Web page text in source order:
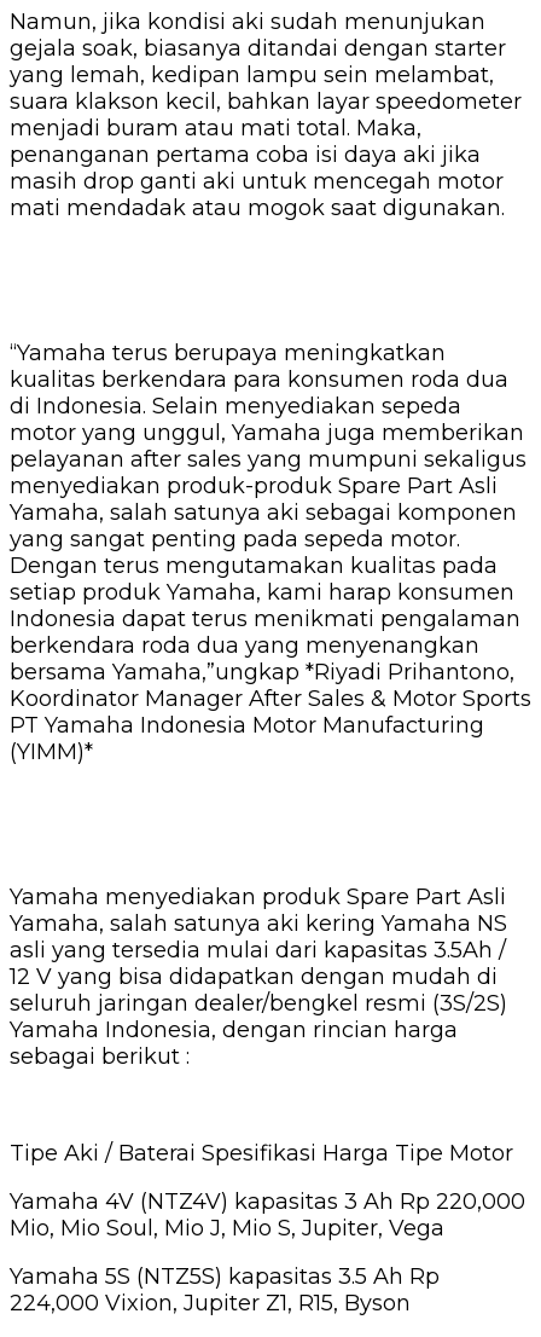
Namun, jika kondisi aki sudah menunjukan
gejala soak, biasanya ditandai dengan starter
yang lemah, kedipan lampu sein melambat,
suara klakson kecil, bahkan layar speedometer
menjadi buram atau mati total. Maka,
penanganan pertama coba isi daya aki jika
masih drop ganti aki untuk mencegah motor
mati mendadak atau mogok saat digunakan.
“Yamaha terus berupaya meningkatkan
kualitas berkendara para konsumen roda dua
di Indonesia. Selain menyediakan sepeda
motor yang unggul, Yamaha juga memberikan
pelayanan after sales yang mumpuni sekaligus
menyediakan produk-produk Spare Part Asli
Yamaha, salah satunya aki sebagai komponen
yang sangat penting pada sepeda motor.
Dengan terus mengutamakan kualitas pada
setiap produk Yamaha, kami harap konsumen
Indonesia dapat terus menikmati pengalaman
berkendara roda dua yang menyenangkan
bersama Yamaha,”ungkap *Riyadi Prihantono,
Koordinator Manager After Sales & Motor Sports
PT Yamaha Indonesia Motor Manufacturing
(YIMM)*
Yamaha menyediakan produk Spare Part Asli
Yamaha, salah satunya aki kering Yamaha NS
asli yang tersedia mulai dari kapasitas 3.5Ah /
12 V yang bisa didapatkan dengan mudah di
seluruh jaringan dealer/bengkel resmi (3S/2S)
Yamaha Indonesia, dengan rincian harga
sebagai berikut :
Tipe Aki / Baterai Spesifikasi Harga Tipe Motor
Yamaha 4V (NTZ4V) kapasitas 3 Ah Rp 220,000
Mio, Mio Soul, Mio J, Mio S, Jupiter, Vega
Yamaha 5S (NTZ5S) kapasitas 3.5 Ah Rp
224,000 Vixion, Jupiter Z1, R15, Byson